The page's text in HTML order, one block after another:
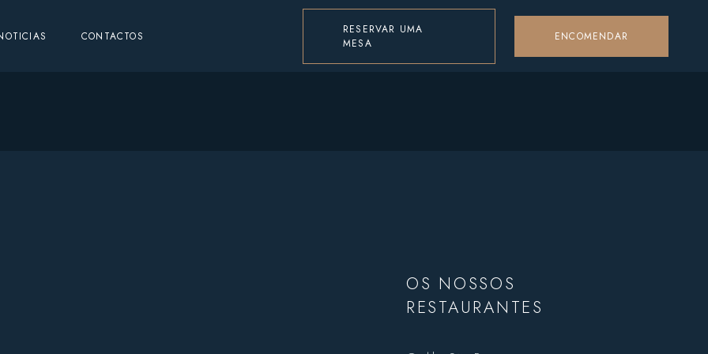
CONTACTOS
RESERVAR UMA
MESA
ENCOMENDAR
OS NOSSOS
RESTAURANTES